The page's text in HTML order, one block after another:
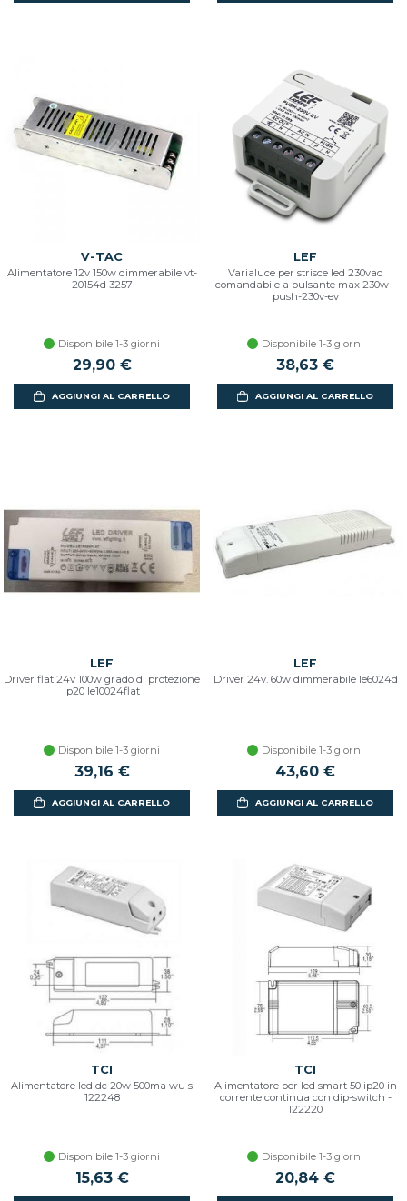
V-TAC
Alimentatore 12v 150w dimmerabile vt-
20154d 3257
Disponibile 1-3 giorni
29,90 €
AGGIUNGI AL CARRELLO
LEF
Varialuce per strisce led 230vac
comandabile a pulsante max 230w -
push-230v-ev
Disponibile 1-3 giorni
38,63 €
AGGIUNGI AL CARRELLO
LEF
Driver flat 24v 100w grado di protezione
ip20 le10024flat
Disponibile 1-3 giorni
39,16 €
AGGIUNGI AL CARRELLO
LEF
Driver 24v. 60w dimmerabile le6024d
Disponibile 1-3 giorni
43,60 €
AGGIUNGI AL CARRELLO
TCI
Alimentatore led dc 20w 500ma wu s
122248
Disponibile 1-3 giorni
15,63 €
TCI
Alimentatore per led smart 50 ip20 in
corrente continua con dip-switch -
122220
Disponibile 1-3 giorni
20,84 €